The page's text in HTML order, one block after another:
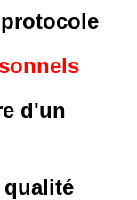
d'un
qualité